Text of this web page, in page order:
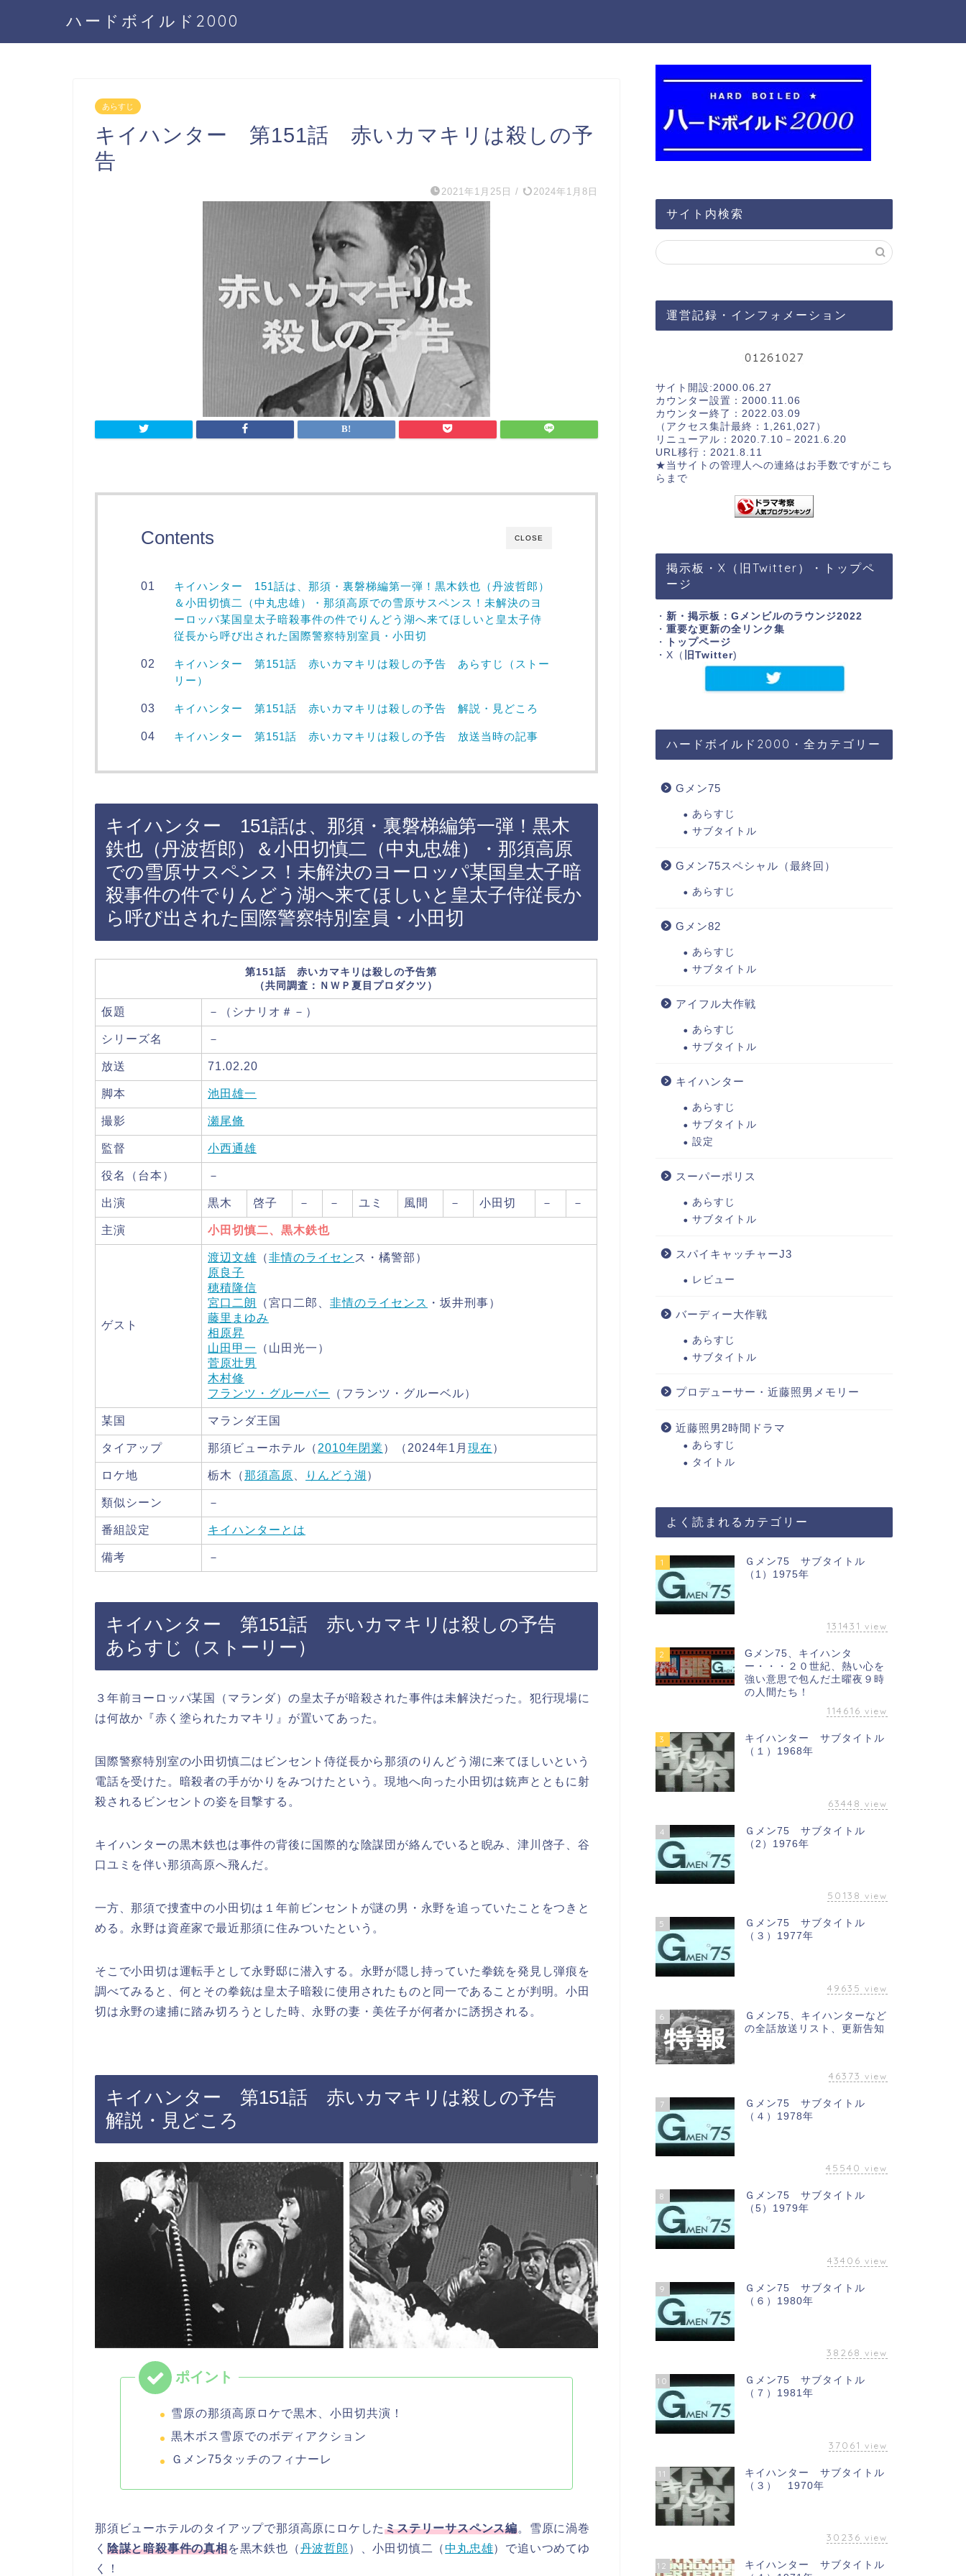
ハードボイルド2000
あらすじ
キイハンター 第151話 赤いカマキリは殺しの予
告
2021年1月25日 / 2024年1月8日
CLOSE
Contents
キイハンター 151話は、那須・裏磐梯編第一弾！黒木鉄也（丹波哲郎）
＆小田切慎二（中丸忠雄）・那須高原での雪原サスペンス！未解決のヨ
ーロッパ某国皇太子暗殺事件の件でりんどう湖へ来てほしいと皇太子侍
従長から呼び出された国際警察特別室員・小田切
キイハンター 第151話 赤いカマキリは殺しの予告 あらすじ（ストー
リー）
キイハンター 第151話 赤いカマキリは殺しの予告 解説・見どころ
キイハンター 第151話 赤いカマキリは殺しの予告 放送当時の記事
キイハンター 151話は、那須・裏磐梯編第一弾！黒木
鉄也（丹波哲郎）＆小田切慎二（中丸忠雄）・那須高原
での雪原サスペンス！未解決のヨーロッパ某国皇太子暗
殺事件の件でりんどう湖へ来てほしいと皇太子侍従長か
ら呼び出された国際警察特別室員・小田切
第151話 赤いカマキリは殺しの予告第
（共同調査：ＮＷＰ夏目プロダクツ）
仮題 －（シナリオ＃－）
シリーズ名 －
放送 71.02.20
脚本 池田雄一
撮影 瀬尾脩
監督 小西通雄
役名（台本） －
出演 黒木 啓子 － － ユミ 風間 － 小田切 － －
主演 小田切慎二、黒木鉄也
ゲスト
渡辺文雄 （非情のライセン ス・橘警部）
原良子
穂積隆信
宮口二朗
（宮口二郎、 非情のライセンス ・坂井刑事）
藤里まゆみ
相原昇
山田甲一
（山田光一）
菅原壮男
木村修
フランツ・グルーバー
（フランツ・グルーベル）
某国 マランダ王国
タイアップ 那須ビューホテル（ 2010年閉業 ）（2024年1月 現在 ）
ロケ地 栃木（那須高原 りんどう湖 ）
類似シーン －
番組設定 キイハンターとは
備考 －
キイハンター 第151話 赤いカマキリは殺しの予告
あらすじ（ストーリー）
３年前ヨーロッパ某国（マランダ）の皇太子が暗殺された事件は未解決だった。犯行現場に
は何故か『赤く塗られたカマキリ』が置いてあった。
国際警察特別室の小田切慎二はビンセント侍従長から那須のりんどう湖に来てほしいという
電話を受けた。暗殺者の手がかりをみつけたという。現地へ向った小田切は銃声とともに射
殺されるビンセントの姿を目撃する。
キイハンターの黒木鉄也は事件の背後に国際的な陰謀団が絡んでいると睨み、津川啓子、谷
口ユミを伴い那須高原へ飛んだ。
一方、那須で捜査中の小田切は１年前ビンセントが謎の男・永野を追っていたことをつきと
める。永野は資産家で最近那須に住みついたという。
そこで小田切は運転手として永野邸に潜入する。永野が隠し持っていた拳銃を発見し弾痕を
調べてみると、何とその拳銃は皇太子暗殺に使用されたものと同一であることが判明。小田
切は永野の逮捕に踏み切ろうとした時、永野の妻・美佐子が何者かに誘拐される。
キイハンター 第151話 赤いカマキリは殺しの予告
解説・見どころ
雪原の那須高原ロケで黒木、小田切共演！
黒木ボス雪原でのボディアクション
Ｇメン75タッチのフィナーレ
那須ビューホテルのタイアップで那須高原にロケしたミステリーサスペンス編。雪原に渦巻
く 陰謀と暗殺事件の真相を黒木鉄也（丹波哲郎 ）、小田切慎二（中丸忠雄）で追いつめてゆ
く！
サイト内検索
運営記録・インフォメーション
サイト開設:2000.06.27
カウンター設置：2000.11.06
カウンター終了：2022.03.09
（アクセス集計最終：1,261,027）
リニューアル：2020.7.10－2021.6.20
URL移行：2021.8.11
★当サイトの管理人への連絡はお手数ですがこち
らまで
掲示板・X（旧Twitter）・トップペ
ージ
・ 新・掲示板：Gメンビルのラウンジ2022
・ 重要な更新の全リンク集
・
トップページ
・X（ 旧Twitter)
ハードボイルド2000・全カテゴリー
Gメン75
あらすじ
サブタイトル
Gメン75スペシャル（最終回）
あらすじ
Gメン82
あらすじ
サブタイトル
アイフル大作戦
あらすじ
サブタイトル
キイハンター
あらすじ
サブタイトル
設定
スーパーポリス
あらすじ
サブタイトル
スパイキャッチャーJ3
レビュー
バーディー大作戦
あらすじ
サブタイトル
プロデューサー・近藤照男メモリー
近藤照男2時間ドラマ
あらすじ
タイトル
よく読まれるカテゴリー
1
Ｇメン75 サブタイトル
（1）1975年
131431 view
2
Gメン75、キイハンタ
ー・・・２０世紀、熱い心を
強い意思で包んだ土曜夜９時
の人間たち！
114616 view
3
キイハンター サブタイトル
（１）1968年
63448 view
4
Ｇメン75 サブタイトル
（2）1976年
50138 view
5
Ｇメン75 サブタイトル
（３）1977年
49635 view
6
Ｇメン75、キイハンターなど
の全話放送リスト、更新告知
46373 view
7
Ｇメン75 サブタイトル
（４）1978年
45540 view
8
Ｇメン75 サブタイトル
（5）1979年
43406 view
9
Ｇメン75 サブタイトル
（６）1980年
38268 view
10
Ｇメン75 サブタイトル
（７）1981年
37061 view
11
キイハンター サブタイトル
（３） 1970年
30236 view
12
キイハンター サブタイトル